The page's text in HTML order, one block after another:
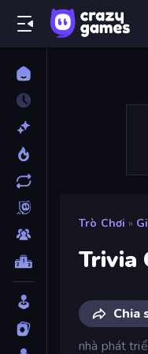
Trò Chơi »
Trivia
Chia
nhà phát